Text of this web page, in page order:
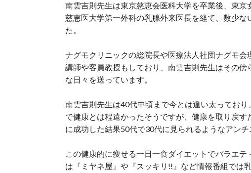
南雲吉則先生は東京慈恵会医科大学を卒業後、東京
慈恵医大学第一外科の乳腺外来医長を経て、数少
た。
ナグモクリニックの総院長や医療法人社団ナグモ
講師や客員教授もしており、南雲吉則先生はその
な日々を送っています。
南雲吉則先生は40代中頃まで今とは違い太ってお
で健康とは程遠かったそうですが、健康を取り戻
に成功した結果50代で30代に見られるようなアンチ
この健康的に痩せる一日一食ダイエットでバラエ
は『ミヤネ屋』や『スッキリ!!』など情報番組では